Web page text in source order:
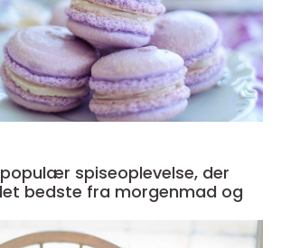
spiseoplevelse, der
bedste fra morgenmad og